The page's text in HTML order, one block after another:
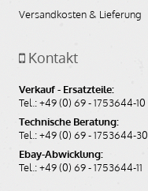
Versandkosten & Lieferung
Kontakt
Verkauf - Ersatzteile:
Tel.: +49 (0) 69 - 1753644-10
Technische Beratung:
Tel.: +49 (0) 69 - 1753644-30
Ebay-Abwicklung:
Tel.: +49 (0) 69 - 1753644-11